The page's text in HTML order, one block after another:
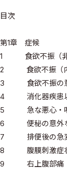
本人ですよね．
阿らないスタンスだ
わからないことは
気づいたことは，
「これは違う」と
そして，
自分なりの考えを
それが，「知識を
こういうプロセス
りますが，受け付
ームページをご確認
目次
第1章 症候
1 食欲不振（非
2 食欲不振（内
3 食欲不振の意
4 消化器疾患以
5 急な悪心・嘔
6 便秘の意外
7 排便後の急
8 腹膜刺激症状
9 右上腹部痛（